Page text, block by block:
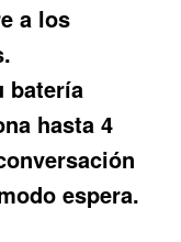
a los
batería
hasta 4
espera.